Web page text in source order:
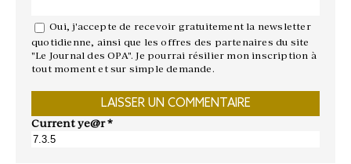
Oui, j'accepte de recevoir gratuitement la newsletter
quotidienne, ainsi que les offres des partenaires du site
"Le Journal des OPA". Je pourrai résilier mon inscription à
tout moment et sur simple demande.
Current ye@r*